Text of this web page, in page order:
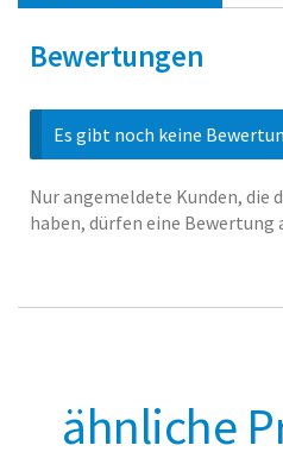
Duftstäbchen
Bewertungen
Es gibt noch keine
Nur angemeldete Kunden, die
haben, dürfen eine Bewertung
ähnliche